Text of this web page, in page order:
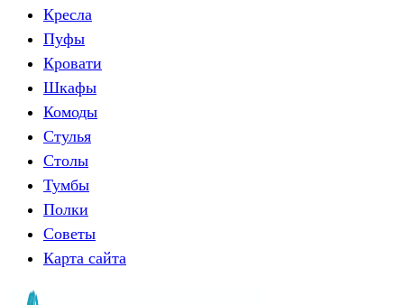
Кресла
Пуфы
Кровати
Шкафы
Комоды
Стулья
Столы
Тумбы
Полки
Советы
Карта сайта